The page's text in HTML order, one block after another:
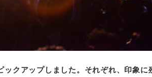
クアップしました。それぞれ、印象に